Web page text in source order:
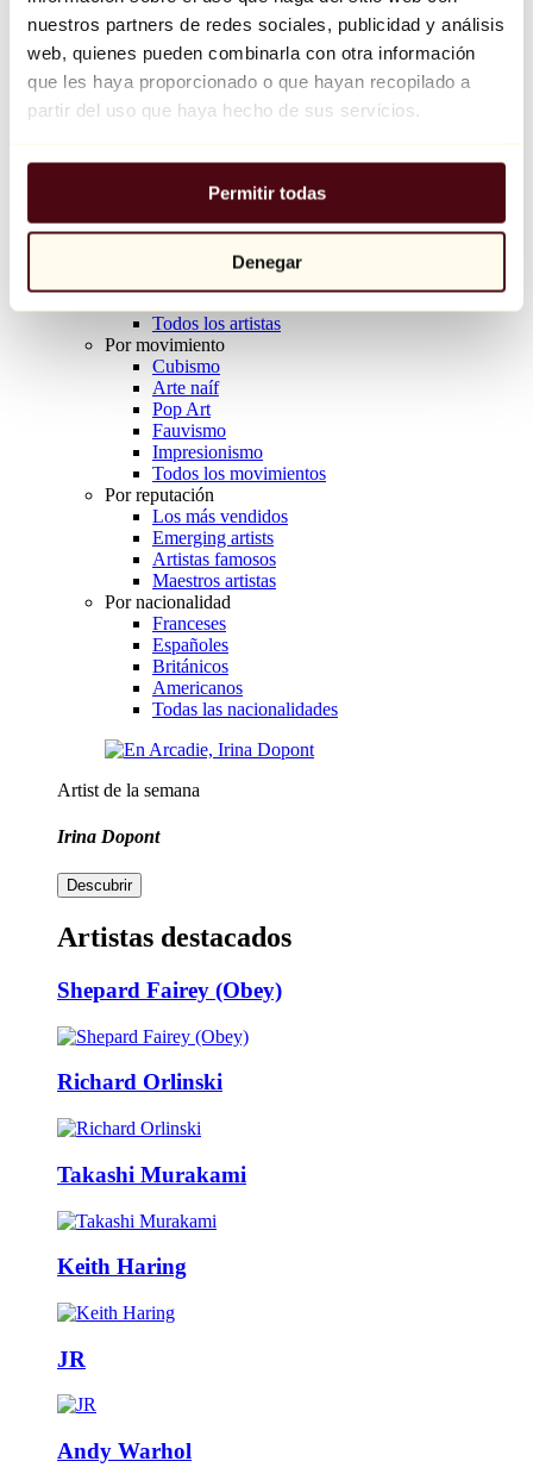
nuestros partners de redes sociales, publicidad y análisis
web, quienes pueden combinarla con otra información
que les haya proporcionado o que hayan recopilado a
partir del uso que haya hecho de sus servicios.
Permitir todas
Denegar
Balloon Dog (Orange)
Jeff Koons
10.000 €
Explorar
Todos los escultores
Todos los fotógrafos
Todos los artistas
Por movimiento
Cubismo
Arte naíf
Pop Art
Fauvismo
Impresionismo
Todos los movimientos
Por reputación
Los más vendidos
Emerging artists
Artistas famosos
Maestros artistas
Por nacionalidad
Franceses
Españoles
Británicos
Americanos
Todas las nacionalidades
Artist de la semana
Irina Dopont
Descubrir
Artistas destacados
Shepard Fairey (Obey)
Richard Orlinski
Takashi Murakami
Keith Haring
JR
Andy Warhol